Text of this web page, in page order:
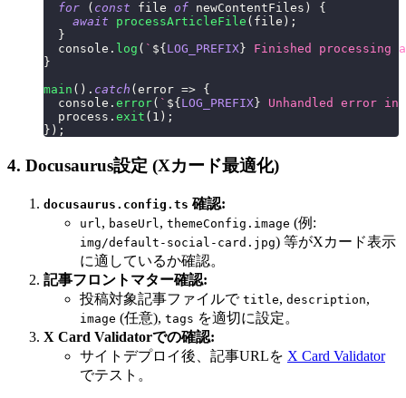
for
( const file of newContentFiles )
{
await
processArticleFile ( file ) ;
}
console . log ( ` ${ LOG_PREFIX } Finished
}
main ( ) . catch ( error => {
console . error( ` ${ LOG_PREFIX } Unhandled error
  process
. exit ( 1 ) ;
} ) ;
4. Docusaurus設定 (Xカード最適化)
docusaurus.config.ts 確認:
url , baseUrl , themeConfig.image (例:
img/default-social-card.jpg) 等がXカード表示
に適しているか確認。
記事フロントマター確認:
投稿対象記事ファイルで title, description,
image (任意), tags を適切に設定。
X Card Validatorでの確認:
サイトデプロイ後、記事URLを X Card Validator
でテスト。